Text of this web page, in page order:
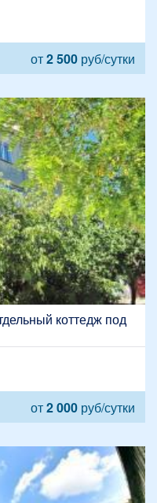
от2 500 руб/сутки
коттедж под
от2 000 руб/сутки